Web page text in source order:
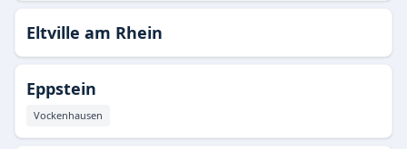
Eltville am Rhein
Eppstein
Vockenhausen